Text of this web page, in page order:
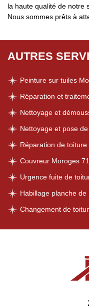
la haute qualité de notre
Nous sommes prêts à
AUTRES
Peinture sur tuiles
Réparation et
Nettoyage et
Nettoyage et pose
Réparation de
Couvreur Moroges
Urgence fuite de
Habillage planche
Changement de